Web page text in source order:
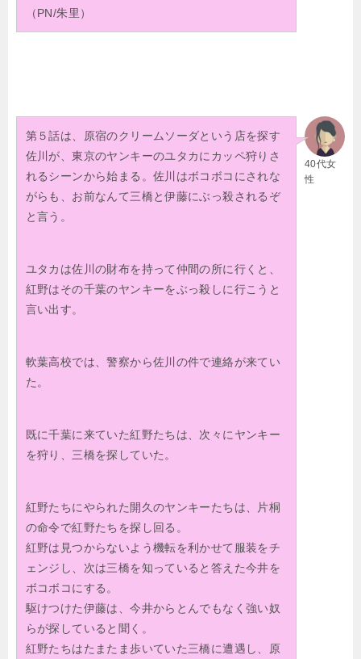
（PN/朱里）
40代女
性
第５話は、原宿のクリームソーダという店を探す
佐川が、東京のヤンキーのユタカにカッペ狩りさ
れるシーンから始まる。佐川はボコボコにされな
がらも、お前なんて三橋と伊藤にぶっ殺されるぞ
と言う。
ユタカは佐川の財布を持って仲間の所に行くと、
紅野はその千葉のヤンキーをぶっ殺しに行こうと
言い出す。
軟葉高校では、警察から佐川の件で連絡が来てい
た。
既に千葉に来ていた紅野たちは、次々にヤンキー
を狩り、三橋を探していた。
紅野たちにやられた開久のヤンキーたちは、片桐
の命令で紅野たちを探し回る。
紅野は見つからないよう機転を利かせて服装をチ
ェンジし、次は三橋を知っていると答えた今井を
ボコボコにする。
駆けつけた伊藤は、今井からとんでもなく強い奴
らが探していると聞く。
紅野たちはたまたま歩いていた三橋に遭遇し、原